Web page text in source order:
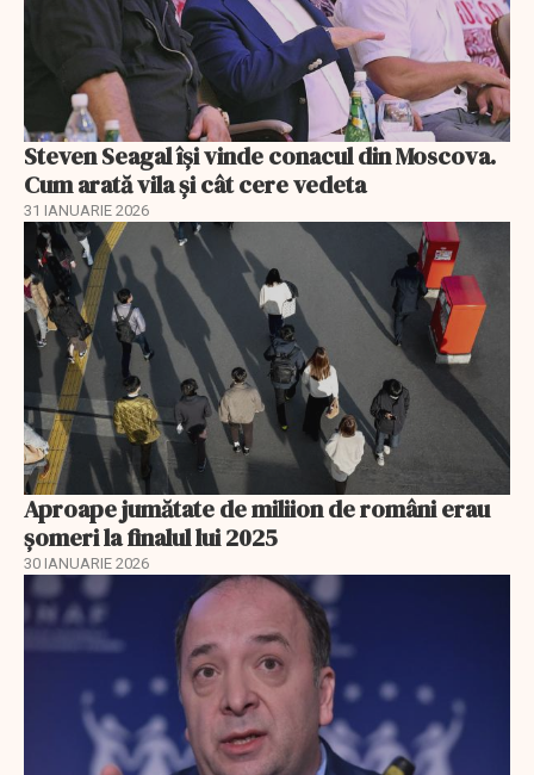
Steven Seagal își vinde conacul din Moscova.
Cum arată vila și cât cere vedeta
31 IANUARIE 2026
Aproape jumătate de miliion de români erau
șomeri la finalul lui 2025
30 IANUARIE 2026